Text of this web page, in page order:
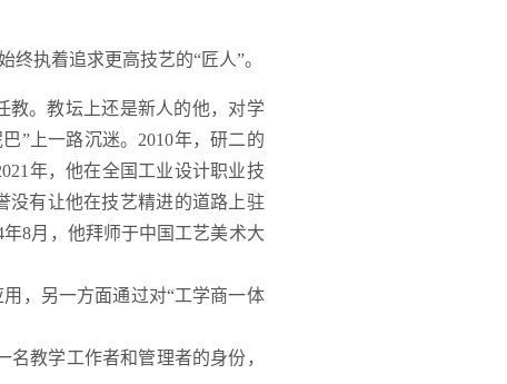
执着追求更高技艺的“匠人”。
教。教坛上还是新人的他，对学
”上一路沉迷。2010年，研二的
年，他在全国工业设计职业技
没有让他在技艺精进的道路上驻
8月，他拜师于中国工艺美术大
，另一方面通过对“工学商一体
教学工作者和管理者的身份，